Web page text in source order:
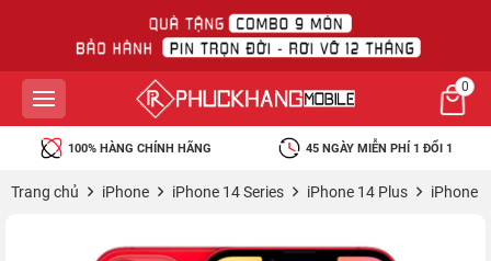
0
100% HÀNG CHÍNH HÃNG 45 NGÀY MIỄN PHÍ 1 ĐỔI 1
Trang chủ iPhone iPhone 14 Series iPhone 14 Plus iPhone